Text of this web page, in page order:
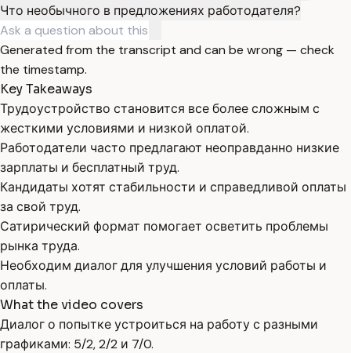
Что необычного в предложениях работодателя?
Generated from the transcript and can be wrong — check
the timestamp.
Key Takeaways
Трудоустройство становится все более сложным с
жесткими условиями и низкой оплатой.
Работодатели часто предлагают неоправданно низкие
зарплаты и бесплатный труд.
Кандидаты хотят стабильности и справедливой оплаты
за свой труд.
Сатирический формат помогает осветить проблемы
рынка труда.
Необходим диалог для улучшения условий работы и
оплаты.
What the video covers
Диалог о попытке устроиться на работу с разными
графиками: 5/2, 2/2 и 7/0.